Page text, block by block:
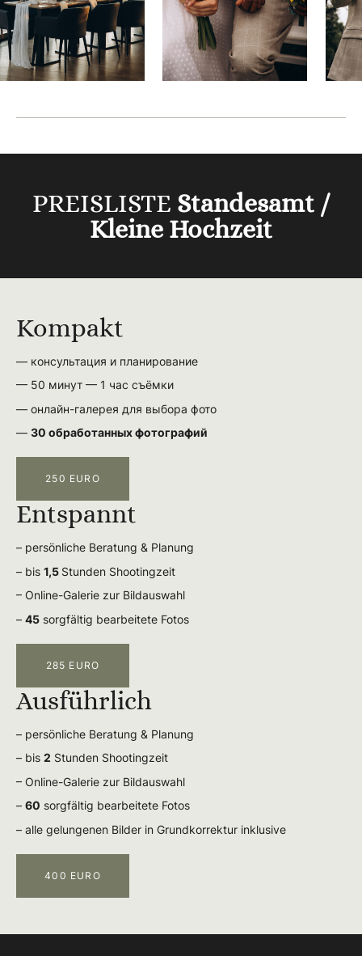
PREISLISTE Standesamt /
Kleine Hochzeit
Kompakt
— консультация и планирование
— 50 минут — 1 час съёмки
— онлайн-галерея для выбора фото
— 30 обработанных фотографий
250 EURO
Entspannt
– persönliche Beratung & Planung
– bis 1,5 Stunden Shootingzeit
– Online-Galerie zur Bildauswahl
– 45 sorgfältig bearbeitete Fotos
285 EURO
Ausführlich
– persönliche Beratung & Planung
– bis 2 Stunden Shootingzeit
– Online-Galerie zur Bildauswahl
– 60 sorgfältig bearbeitete Fotos
– alle gelungenen Bilder in Grundkorrektur inklusive
400 EURO